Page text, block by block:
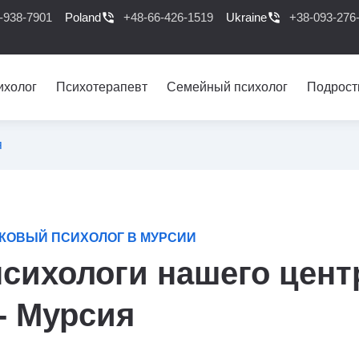
7901 Polandphone_in_talk +48-66-426-1519 Ukrainephone_in_talk +38-093-
Психотерапевт Семейный психолог
ПСИХОЛОГ В МУРСИИ
нашего
Мурсия